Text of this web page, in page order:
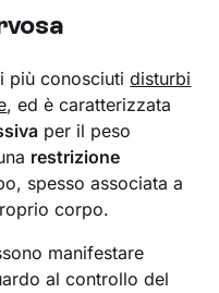
più conosciutidisturbi
, ed è caratterizzata
per il peso
restrizione
spesso associata a
corpo.
manifestare
al controllo del